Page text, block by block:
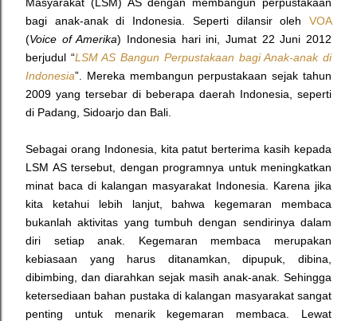
bagi anak-anak di Indonesia. Seperti dilansir oleh VOA
(Voice of Amerika) Indonesia hari ini, Jumat 22 Juni 2012
berjudul “LSM AS Bangun Perpustakaan bagi Anak-anak di
Indonesia” . Mereka membangun perpustakaan sejak tahun
2009 yang tersebar di beberapa daerah Indonesia, seperti
di Padang, Sidoarjo dan Bali.
Sebagai orang Indonesia, kita patut berterima kasih kepada
LSM AS tersebut, dengan programnya untuk meningkatkan
minat baca di kalangan masyarakat Indonesia. Karena jika
kita ketahui lebih lanjut, bahwa kegemaran membaca
bukanlah aktivitas yang tumbuh dengan sendirinya dalam
diri setiap anak. Kegemaran membaca merupakan
kebiasaan yang harus ditanamkan, dipupuk, dibina,
dibimbing, dan diarahkan sejak masih anak-anak. Sehingga
ketersediaan bahan pustaka di kalangan masyarakat sangat
penting untuk menarik kegemaran membaca. Lewat